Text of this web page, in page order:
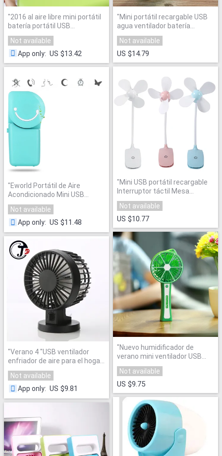
"2016 al aire libre mini portátil
batería portátil USB
recargable clip ventilador
leque aire acondicionado
refrigeración ajustable aire
ventilador estudiante"
Not available
App only: US $13.42
"Eworld Portátil de Aire
Acondicionado Mini USB
Ventilador de Refrigeración
Refrigerador"
Not available
App only: US $11.48
"Verano 4 "USB ventilador
enfriador de aire para el hogar
tabla mini portátil
Ventiladores para portátil aire
acondicionado acondicionador
Not available
App only: US $9.81
"Mini portátil recargable USB
agua ventilador batería
portátil ventilador del aire
acondicionado para el hogar al
aire libre"
Not available
US $14.79
"Mini USB portátil recargable
Interruptor táctil Mesa
ventilador eléctrico escritorio
clip Ventiladores para el hogar
5 v 1.5 W aire acondicionado
refrigerador ajustable"
Not available
US $10.77
"Nuevo humidificador de
verano mini ventilador USB
recargable USB ventilador
oficina inicio Mesa ventilador
exterior ventilador de la mano
mini aire fresco
acondicionado"
Not available
US $9.75